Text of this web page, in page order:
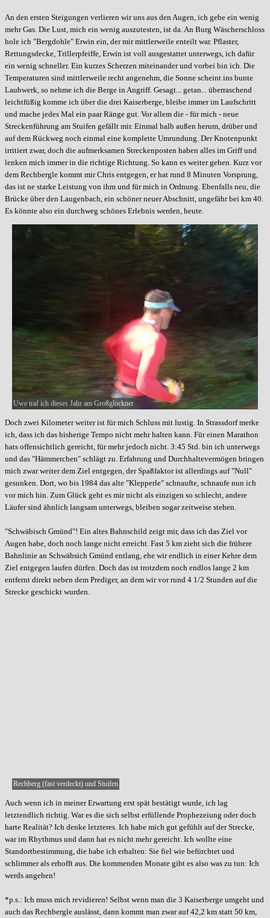
An den ersten Steigungen verlieren wir uns aus den Augen, ich gebe ein wenig
mehr Gas. Die Lust, mich ein wenig auszutesten, ist da. An Burg Wäscherschloss
hole ich "Bergdohle" Erwin ein, der mir mittlerweile enteilt war. Pflaster,
Rettungsdecke, Trillerpfeiffe, Erwin ist voll ausgestattet unterwegs, ich dafür
ein wenig schneller. Ein kurzes Scherzen miteinander und vorbei bin ich. Die
Temperaturen sind mittlerweile recht angenehm, die Sonne scheint ins bunte
Laubwerk, so nehme ich die Berge in Angriff. Gesagt... getan... überraschend
leichtfüßig komme ich über die drei Kaiserberge, bleibe immer im Laufschritt
und mache jedes Mal ein paar Ränge gut. Vor allem die - für mich - neue
Streckenführung am Stuifen gefällt mir. Einmal halb außen herum, drüber und
auf dem Rückweg noch einmal eine komplette Umrundung. Der Knotenpunkt
irritiert zwar, doch die aufmerksamen Streckenposten haben alles im Griff und
lenken mich immer in die richtige Richtung. So kann es weiter gehen. Kurz vor
dem Rechbergle kommt mir Chris entgegen, er hat rund 8 Minuten Vorsprung,
das ist ne starke Leistung von ihm und für mich in Ordnung. Ebenfalls neu, die
Brücke über den Laugenbach, ein schöner neuer Abschnitt, ungefähr bei km 40.
Es könnte also ein durchweg schönes Erlebnis werden, heute.
Uwe traf ich dieses Jahr am Großglockner
Doch zwei Kilometer weiter ist für mich Schluss mit lustig. In Strassdorf merke
ich, dass ich das bisherige Tempo nicht mehr halten kann. Für einen Marathon
hats offensichtlich gereicht, für mehr jedoch nicht. 3:45 Std. bin ich unterwegs
und das "Hämmerchen" schlägt zu. Erfahrung und Durchhaltevermögen bringen
mich zwar weiter dem Ziel entgegen, der Spaßfaktor ist allerdings auf "Null"
gesunken. Dort, wo bis 1984 das alte "Klepperle" schnaufte, schnaufe nun ich
vor mich hin. Zum Glück geht es mir nicht als einzigen so schlecht, andere
Läufer sind ähnlich langsam unterwegs, bleiben sogar zeitweise stehen.
"Schwäbisch Gmünd"! Ein altes Bahnschild zeigt mir, dass ich das Ziel vor
Augen habe, doch noch lange nicht erreicht. Fast 5 km zieht sich die frühere
Bahnlinie an Schwäbsich Gmünd entlang, ehe wir endlich in einer Kehre dem
Ziel entgegen laufen dürfen. Doch das ist trotzdem noch endlos lange 2 km
entfernt direkt neben dem Prediger, an dem wir vor rund 4 1/2 Stunden auf die
Strecke geschickt wurden.
Rechberg (fast verdeckt) und Stuifen
Auch wenn ich in meiner Erwartung erst spät bestätigt wurde, ich lag
letztendlich richtig. War es die sich selbst erfüllende Prophezeiung oder doch
harte Realität? Ich denke letzteres. Ich habe mich gut gefühlt auf der Strecke,
war im Rhythmus und dann hat es nicht mehr gereicht. Ich wollte eine
Standortbestimmung, die habe ich erhalten: Sie fiel wie befürchtet und
schlimmer als erhofft aus. Die kommenden Monate gibt es also was zu tun: Ich
werds angehen!
*p.s.: Ich muss mich revidieren! Selbst wenn man die 3 Kaiserberge umgeht und
auch das Rechbergle auslässt, dann kommt man zwar auf 42,2 km statt 50 km,